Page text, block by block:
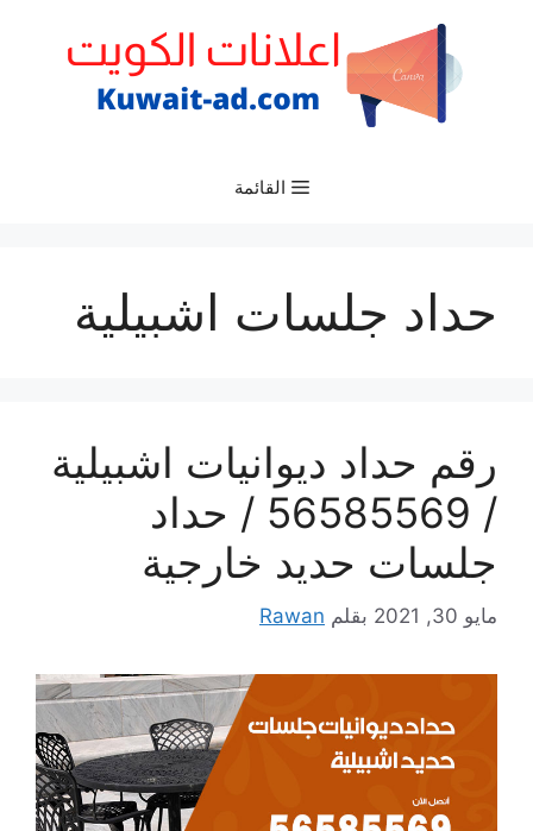
القائمة
حداد جلسات اشبيلية
رقم حداد ديوانيات اشبيلية
/ 56585569 / حداد
جلسات حديد خارجية
مايو 30, 2021 بقلم Rawan